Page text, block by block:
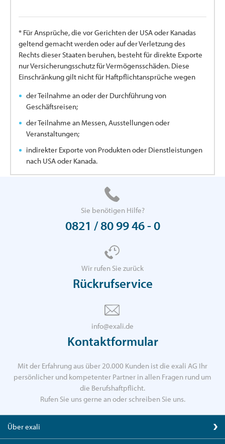
* Für Ansprüche, die vor Gerichten der USA oder Kanadas
geltend gemacht werden oder auf der Verletzung des
Rechts dieser Staaten beruhen, besteht für direkte Exporte
nur Versicherungsschutz für Vermögensschäden. Diese
Einschränkung gilt nicht für Haftpflichtansprüche wegen
der Teilnahme an oder der Durchführung von
Geschäftsreisen;
der Teilnahme an Messen, Ausstellungen oder
Veranstaltungen;
indirekter Exporte von Produkten oder Dienstleistungen
nach USA oder Kanada.
Sie benötigen Hilfe?
0821 / 80 99 46 - 0
Wir rufen Sie zurück
Rückrufservice
info@exali.de
Kontaktformular
Mit der Erfahrung aus über 20.000 Kunden ist die exali AG Ihr
persönlicher und kompetenter Partner in allen Fragen rund um
die Berufshaftpflicht.
Rufen Sie uns gerne an oder schreiben Sie uns.
Über exali